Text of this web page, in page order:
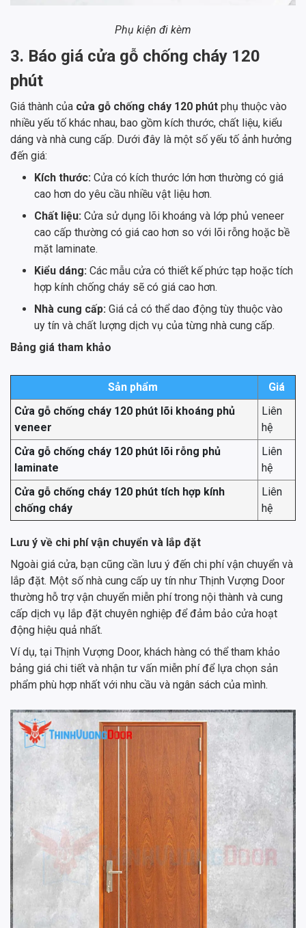
Phụ kiện đi kèm
3. Báo giá cửa gỗ chống cháy 120
phút
Giá thành của cửa gỗ chống cháy 120 phút phụ thuộc vào
nhiều yếu tố khác nhau, bao gồm kích thước, chất liệu, kiểu
dáng và nhà cung cấp. Dưới đây là một số yếu tố ảnh hưởng
đến giá:
Kích thước: Cửa có kích thước lớn hơn thường có giá
cao hơn do yêu cầu nhiều vật liệu hơn.
Chất liệu: Cửa sử dụng lõi khoáng và lớp phủ veneer
cao cấp thường có giá cao hơn so với lõi rỗng hoặc bề
mặt laminate.
Kiểu dáng: Các mẫu cửa có thiết kế phức tạp hoặc tích
hợp kính chống cháy sẽ có giá cao hơn.
Nhà cung cấp: Giá cả có thể dao động tùy thuộc vào
uy tín và chất lượng dịch vụ của từng nhà cung cấp.
Bảng giá tham khảo
Sản phẩm
Giá
Cửa gỗ chống cháy 120 phút lõi khoáng phủ
veneer
Liên
hệ
Cửa gỗ chống cháy 120 phút lõi rỗng phủ
laminate
Liên
hệ
Cửa gỗ chống cháy 120 phút tích hợp kính
chống cháy
Liên
hệ
Lưu ý về chi phí vận chuyển và lắp đặt
Ngoài giá cửa, bạn cũng cần lưu ý đến chi phí vận chuyển và
lắp đặt. Một số nhà cung cấp uy tín như Thịnh Vượng Door
thường hỗ trợ vận chuyển miễn phí trong nội thành và cung
cấp dịch vụ lắp đặt chuyên nghiệp để đảm bảo cửa hoạt
động hiệu quả nhất.
Ví dụ, tại Thịnh Vượng Door, khách hàng có thể tham khảo
bảng giá chi tiết và nhận tư vấn miễn phí để lựa chọn sản
phẩm phù hợp nhất với nhu cầu và ngân sách của mình.